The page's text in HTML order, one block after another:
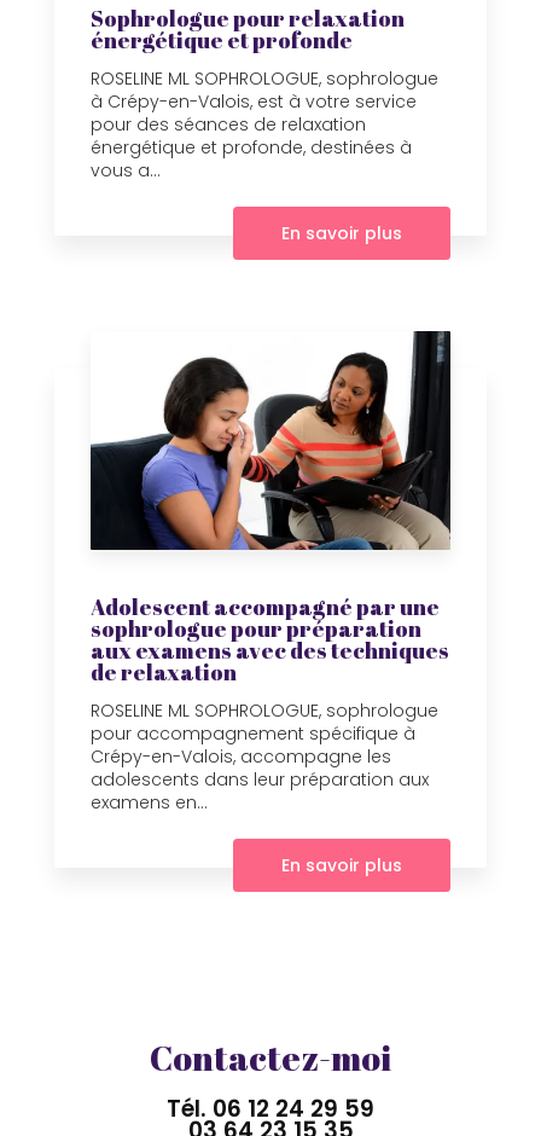
Sophrologue pour relaxation
énergétique et profonde
ROSELINE ML SOPHROLOGUE, sophrologue
à Crépy-en-Valois, est à votre service
pour des séances de relaxation
énergétique et profonde, destinées à
vous a...
En savoir plus
Adolescent accompagné par une
sophrologue pour préparation
aux examens avec des techniques
de relaxation
ROSELINE ML SOPHROLOGUE, sophrologue
pour accompagnement spécifique à
Crépy-en-Valois, accompagne les
adolescents dans leur préparation aux
examens en...
En savoir plus
Contactez-moi
Tél. 06 12 24 29 59